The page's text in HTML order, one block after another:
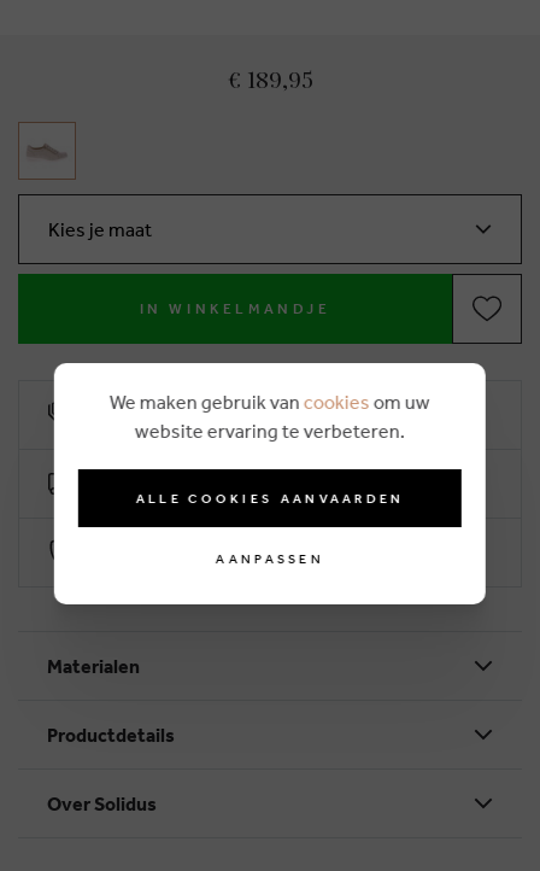
€ 189,95
Kies je maat
IN WINKELMANDJE
10% klantenkorting
Veilig betalen via Worldline
Materialen
Productdetails
Over Solidus
We maken gebruik van cookies om uw
website ervaring te verbeteren.
ALLE COOKIES AANVAARDEN
AANPASSEN